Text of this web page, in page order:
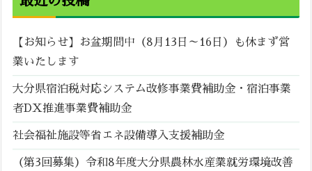
【お知らせ】お盆期間中（8月13日～16日）も休まず営
業いたします
大分県宿泊税対応システム改修事業費補助金・宿泊事業
者DX推進事業費補助金
社会福祉施設等省エネ設備導入支援補助金
（第3回募集）令和8年度大分県農林水産業就労環境改善